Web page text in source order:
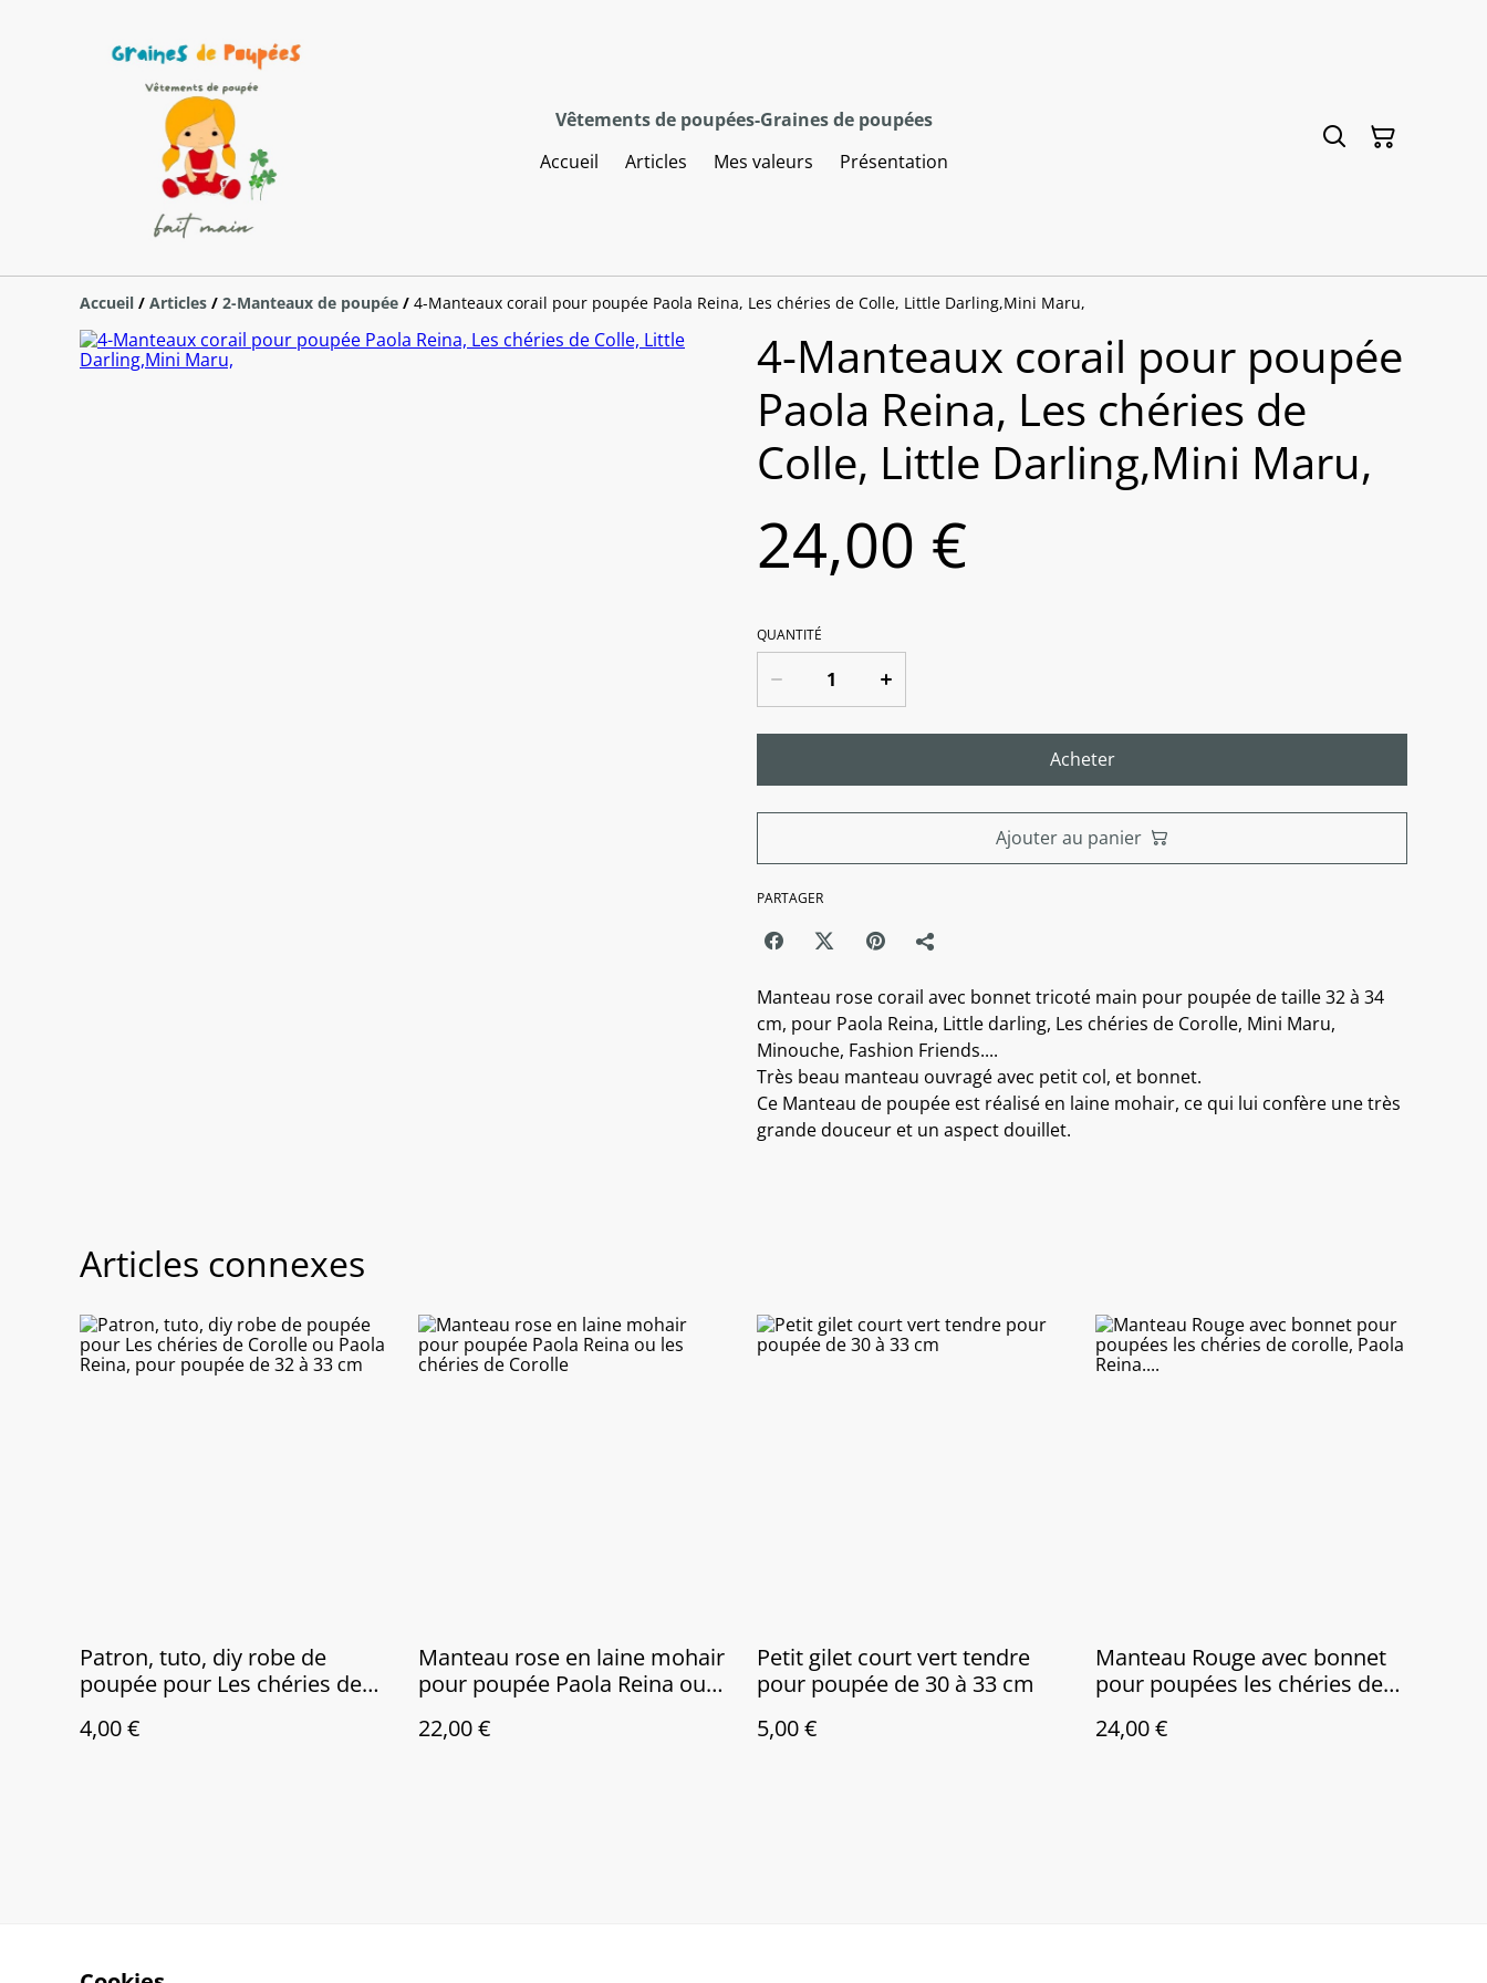
Vêtements de poupées-Graines de poupées
Accueil
Articles Mes valeurs Présentation
Accueil / Articles / 2-Manteaux de poupée / 4-Manteaux corail pour poupée Paola Reina, Les chéries de Colle, Little Darling,Mini Maru,
4-Manteaux corail pour poupée
Paola Reina, Les chéries de
Colle, Little Darling,Mini Maru,
24,00 €
QUANTITÉ
Acheter
Ajouter au panier
PARTAGER
Manteau rose corail avec bonnet tricoté main pour poupée de taille 32 à 34
cm, pour Paola Reina, Little darling, Les chéries de Corolle, Mini Maru,
Minouche, Fashion Friends....
Très beau manteau ouvragé avec petit col, et bonnet.
Ce Manteau de poupée est réalisé en laine mohair, ce qui lui confère une très
grande douceur et un aspect douillet.
Articles connexes
Patron, tuto, diy robe de
poupée pour Les chéries de
poupée de 32 à 33 cm
4,00 €
Manteau rose en laine mohair
pour poupée Paola Reina ou
22,00 €
Petit gilet court vert tendre
pour poupée de 30 à 33 cm
5,00 €
Manteau Rouge avec bonnet
pour poupées les chéries de
24,00 €